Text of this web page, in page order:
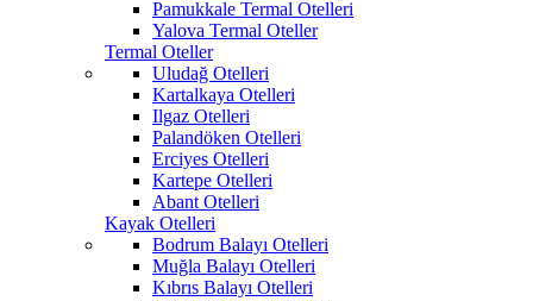
Pamukkale Termal Otelleri
Yalova Termal Oteller
Termal Oteller
Uludağ Otelleri
Kartalkaya Otelleri
Ilgaz Otelleri
Palandöken Otelleri
Erciyes Otelleri
Kartepe Otelleri
Abant Otelleri
Kayak Otelleri
Bodrum Balayı Otelleri
Muğla Balayı Otelleri
Kıbrıs Balayı Otelleri